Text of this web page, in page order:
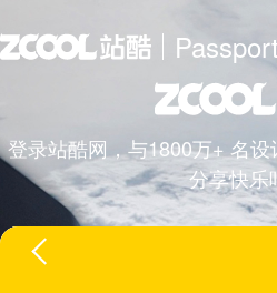
Passport
登录站酷网，与1800万+ 名设
分享快乐